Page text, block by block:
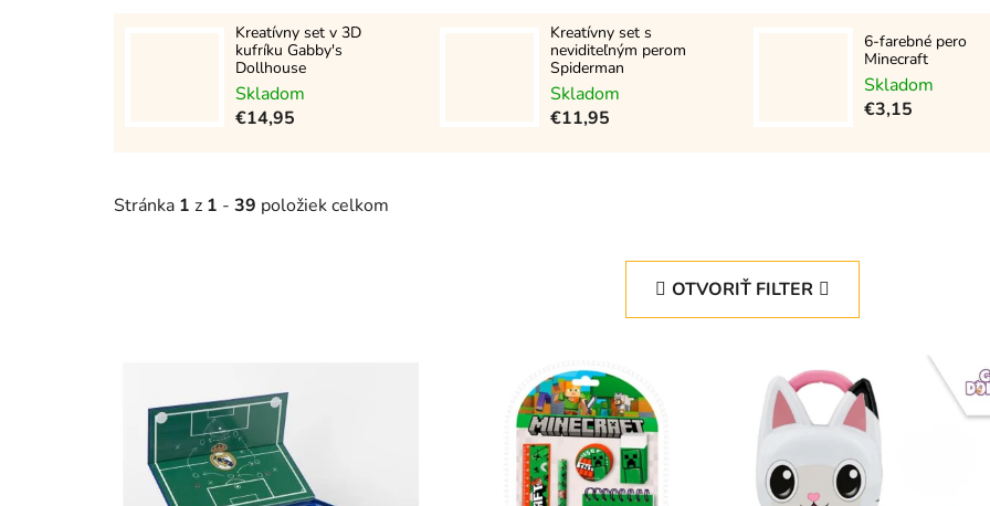
Kreatívny set v 3D
kufríku Gabby's
Dollhouse
Skladom
€14,95
Kreatívny set s
neviditeľným perom
Spiderman
Skladom
€11,95
6-farebné pero
Minecraft
Skladom
€3,15
Stránka 1 z 1 - 39 položiek celkom
OTVORIŤ FILTER